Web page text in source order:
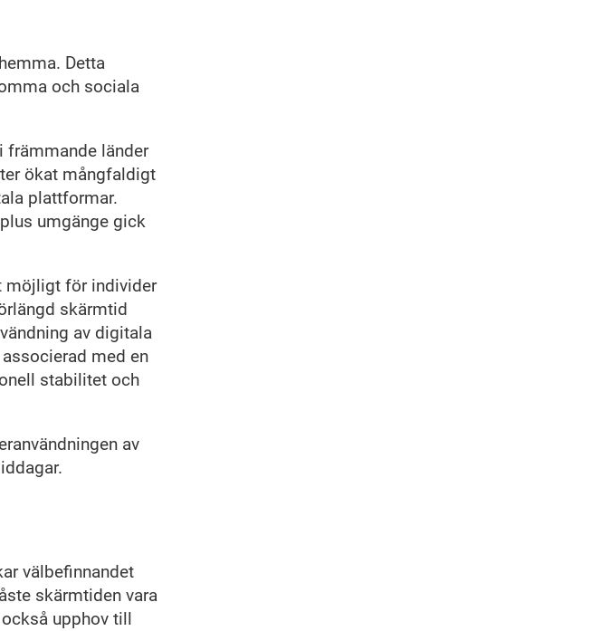
Detta
och sociala
främmande länder
ökat mångfaldigt
plattformar.
umgänge gick
möjligt för individer
skärmtid
av digitala
med en
stabilitet och
av
välbefinnandet
skärmtiden vara
upphov till